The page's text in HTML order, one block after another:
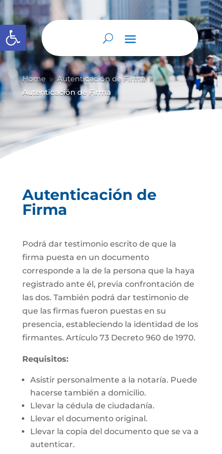
Abrir barra de herramientas
Home 9 Autenticación de Firma 9
Autenticación de Firma
Autenticación de
Firma
Podrá dar testimonio escrito de que la
firma puesta en un documento
corresponde a la de la persona que la haya
registrado ante él, previa confrontación de
las dos. También podrá dar testimonio de
que las firmas fueron puestas en su
presencia, estableciendo la identidad de los
firmantes. Artículo 73 Decreto 960 de 1970.
Requisitos:
Asistir personalmente a la notaría. Puede
hacerse también a domicilio.
Llevar la cédula de ciudadanía.
Llevar el documento original.
Llevar la copia del documento que se va a
autenticar.